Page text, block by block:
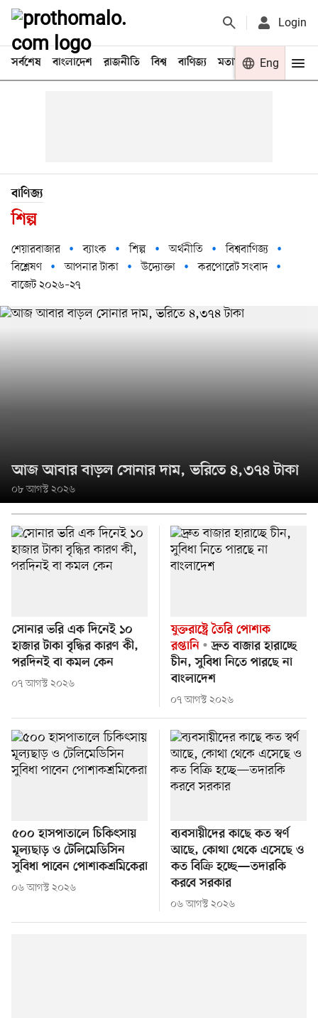
Login
সর্বশেষ বাংলাদেশ রাজনীতি বিশ্ব বাণিজ্য মতামত খেলা
Eng
বাণিজ্য
শিল্প
শেয়ারবাজার ব্যাংক শিল্প অর্থনীতি
বিশ্ববাণিজ্য
বিশ্লেষণ
আপনার টাকা উদ্যোক্তা
করপোরেট সংবাদ
বাজেট ২০২৬–২৭
আজ আবার বাড়ল সোনার দাম, ভরিতে ৪,৩৭৪ টাকা
০৮ আগস্ট ২০২৬
সোনার ভরি এক দিনেই ১০
হাজার টাকা বৃদ্ধির কারণ কী,
পরদিনই বা কমল কেন
০৭ আগস্ট ২০২৬
যুক্তরাষ্ট্রে তৈরি পোশাক
রপ্তানি
দ্রুত বাজার হারাচ্ছে
চীন, সুবিধা নিতে পারছে না
বাংলাদেশ
০৭ আগস্ট ২০২৬
৫০০ হাসপাতালে চিকিৎসায়
মূল্যছাড় ও টেলিমেডিসিন
সুবিধা পাবেন পোশাকশ্রমিকেরা
০৬ আগস্ট ২০২৬
ব্যবসায়ীদের কাছে কত স্বর্ণ
আছে, কোথা থেকে এসেছে ও
কত বিক্রি হচ্ছে—তদারকি
করবে সরকার
০৬ আগস্ট ২০২৬